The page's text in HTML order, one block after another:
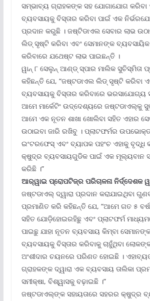
ସମ୍ଭାବ୍ୟ ଗ୍ରାହକଙ୍କ ସହ ଯୋଗାଯୋଗ କରିବା
ବ୍ୟବସାୟକୁ ବିସ୍ତାର କରିବା ପାଇଁ ଏକ
ପ୍ରଦାନ କରୁଛି । ଜଷ୍ଟିଡାଏଲ ସେବାର ଲାଭ
ଲିଡ୍ ସୃଷ୍ଟି କରିବା ଏବଂ ସେମାନଙ୍କ
କରିବାରେ ଯଥେଷ୍ଟ ଲାଭ ପାଇଛନ୍ତି ।
ୱାନ୍ ୮ ସେଲୁନ୍ ଆଣ୍ଡ୍ ସ୍ପାର ମାଲିକ ସୁଚିସ୍ମିତା
କହିଛନ୍ତି ଯେ, “ଜଷ୍ଟଡାଏଲ ଲିଡ୍ ସୃଷ୍ଟି କରିବା
ବ୍ୟବସାୟକୁ ବିସ୍ତାର କରିବାରେ ଭରସାଯୋଗ୍ୟ
ଆମେ ମାର୍କେଟିଂ ଉଦ୍ଦେଶ୍ୟରେ ଜଷ୍ଟଡାଏଲ୍‌କୁ
ଆମେ ଏକ ନୂତନ ଶାଖା ଖୋଲିବା ସହିତ ଏହାର
ଉଠାଇବା ଜାରି ରଖିବୁ । ପ୍ଲାଟଫର୍ମର
ଇଂଟରଫେସ୍ ଏବଂ ବ୍ୟାପକ ପହଂଚ ଏହାକୁ ବୃଦ୍ଧି
କ୍ଷୁଦ୍ର ବ୍ୟବସାୟଗୁଡିକ ପାଇଁ ଏକ ମୂଲ୍ୟବାନ
କରିଛି ।”
ଆର୍‌ୱାଇ ପ୍ରୋପଟିଜ୍‌ର ପରିଚାଳନା ନିର୍ଦ୍ଦେଶକ
ଜଷ୍ଟଡାଏଲ୍ ଦ୍ୱାରା ପ୍ରଦାନ କରାଯାଇଥିବା
ପ୍ରମାଣିତ କରି କହିଛନ୍ତି ଯେ, “ଆମେ ଗତ ୫
ସହିତ ଯୋଡ଼ିହୋଇରହିଛୁ ଏବଂ ପ୍ଲାଟଫର୍ମ
ପାଇଛୁ ଯାହା ନୂତନ ବ୍ୟବସାୟ କିମ୍ବା
ବ୍ୟବସାୟକୁ ବିସ୍ତାର କରିବାକୁ ଚାହୁଁଥିବା
ଅଂଶୀଦାର ଚୟନରେ ପରିଣତ ହୋଇଛି ।
ଗ୍ରାହକଙ୍କ ଦ୍ୱାରା ଏକ ବ୍ୟବସାୟ ତାଲିକା
ସମୀକ୍ଷା, ବିଶ୍ୱାସକୁ ବଢ଼ାଇଛି ।”
ଜଷ୍ଟଡାଏଲ୍‌ଙ୍କ ସହାୟତାରେ ସହରର କ୍ଷୁଦ୍ର